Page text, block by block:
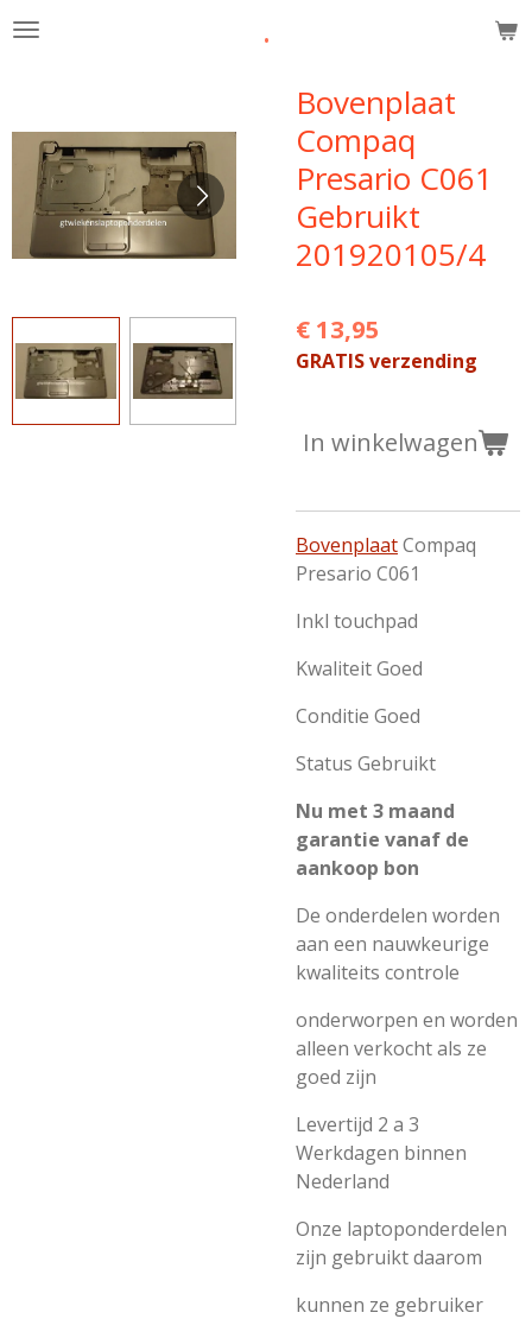
Ga
hoofdinhoud
.
Bovenplaat
Compaq
Presario C061
Gebruikt
201920105/4
€ 13,95
GRATIS verzending
In winkelwagen
BovenplaatCompaq
Presario C061
Inkl touchpad
Kwaliteit Goed
Conditie Goed
Status Gebruikt
Nu met 3 maand
garantie vanaf de
aankoop bon
De onderdelen worden
aan een nauwkeurige
kwaliteits controle
onderworpen en worden
alleen verkocht als ze
goed zijn
Levertijd 2 a 3
Werkdagen binnen
Nederland
Onze laptoponderdelen
zijn gebruikt daarom
kunnen ze gebruiker